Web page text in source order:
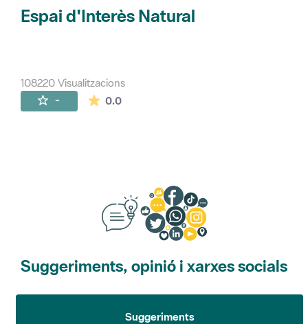
Espai d'Interès Natural
108220 Visualitzacions
- 0.0La mitjana de les valoracions és de 0
Suggeriments, opinió i xarxes socials
Suggeriments